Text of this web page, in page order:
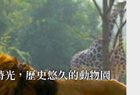
光，歷史悠久的動物園